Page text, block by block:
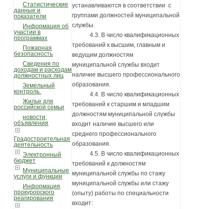
Статистические
данные и
показатели
Информация об
участии в
программах
Пожарная
безопасность
Сведения по
доходам и расходам
должностных лиц
Земельный
контроль.
Жилье для
российской семьи
новости,
объявления
Градостроительная
деятельность
Электронный
бюджет
Муниципальные
услуги и функции
Информация
прокурорского
реагирования
устанавливаются в соответствии с
группами должностей муниципальной
службы.
4.3. В число квалификационных
требований к высшим, главным и
ведущим должностям
муниципальной службы входит
наличие высшего профессионального
образования.
4.4. В число квалификационных
требований к старшим и младшим
должностям муниципальной службы
входит наличие высшего или
среднего профессионального
образования.
4.5. В число квалификационных
требований к должностям
муниципальной службы по стажу
муниципальной службы или стажу
(опыту) работы по специальности
входит: